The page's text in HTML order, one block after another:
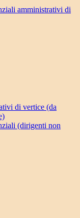
amministrativi di
di vertice (da
(dirigenti non